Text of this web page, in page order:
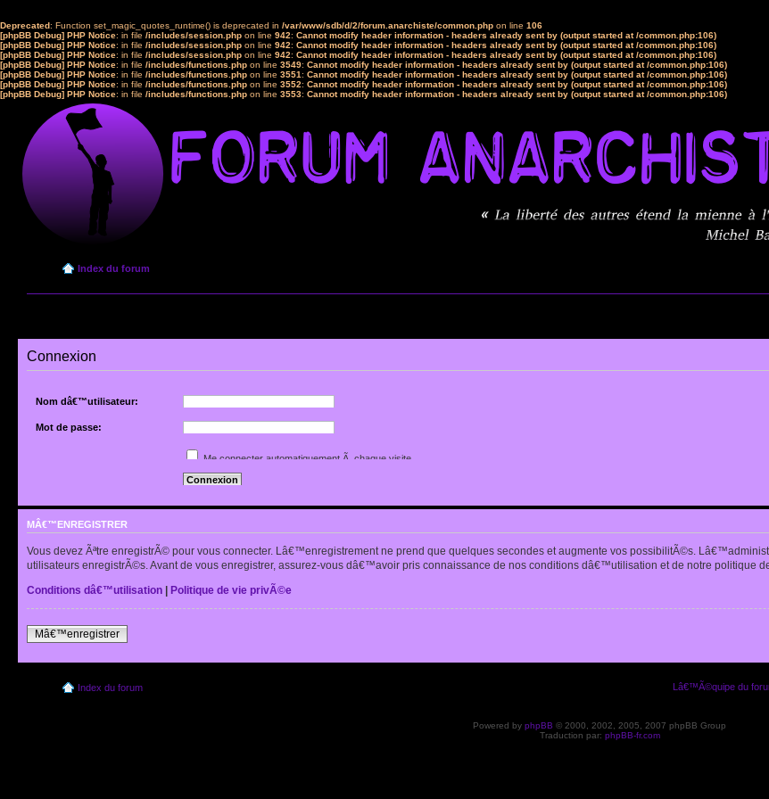
Deprecated: Function set_magic_quotes_runtime() is deprecated in /var/www/sdb/d/2/forum.anarchiste/common.php on line 106
[phpBB Debug] PHP Notice: in file /includes/session.php on line 942: Cannot modify header information - headers already sent by (output started at /common.php:106)
[phpBB Debug] PHP Notice: in file /includes/session.php on line 942: Cannot modify header information - headers already sent by (output started at /common.php:106)
[phpBB Debug] PHP Notice: in file /includes/session.php on line 942: Cannot modify header information - headers already sent by (output started at /common.php:106)
[phpBB Debug] PHP Notice: in file /includes/functions.php on line 3549: Cannot modify header information - headers already sent by (output started at /common.php:106)
[phpBB Debug] PHP Notice: in file /includes/functions.php on line 3551: Cannot modify header information - headers already sent by (output started at /common.php:106)
[phpBB Debug] PHP Notice: in file /includes/functions.php on line 3552: Cannot modify header information - headers already sent by (output started at /common.php:106)
[phpBB Debug] PHP Notice: in file /includes/functions.php on line 3553: Cannot modify header information - headers already sent by (output started at /common.php:106)
Index du forum
Connexion
Nom dâ€™utilisateur:
Mot de passe:
Renvoyer lâ€™e-mail de confirmation
Me connecter automatiquement Ã chaque visite
Cacher mon statut en ligne pour cette session
MÂ€™ENREGISTRER
Vous devez Ãªtre enregistrÃ© pour vous connecter. Lâ€™enregistrement ne prend que quelques secondes et augmente vos possibilitÃ©s.
utilisateurs enregistrÃ©s. Avant de vous enregistrer, assurez-vous dâ€™avoir pris connaissance de nos conditions dâ€™utilisation et de notre politique
Conditions dâ€™utilisation
Politique de vie privÃ©e
Mâ€™enregistrer
Index du forum Lâ€™Ã©quipe du
Powered by phpBB © 2000, 2002, 2005, 2007 phpBB Group
Traduction par: phpBB-fr.com